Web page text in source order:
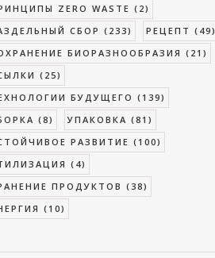
ZERO WASTE (2)
СБОР (233) РЕЦЕПТ (49)
БИОРАЗНООБРАЗИЯ (21)
(25)
БУДУЩЕГО (139)
(8) УПАКОВКА (81)
РАЗВИТИЕ (100)
(4)
ПРОДУКТОВ (38)
(10)